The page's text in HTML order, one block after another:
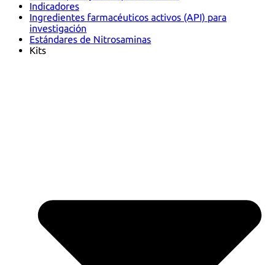
Indicadores
Ingredientes farmacéuticos activos (API) para
investigación
Estándares de Nitrosaminas
Kits